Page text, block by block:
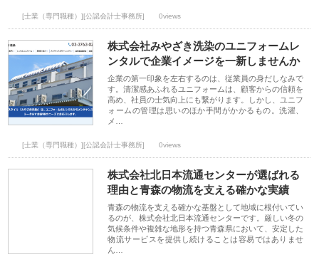
[士業（専門職種）][公認会計士事務所] 0views
株式会社みやざき洗染のユニフォームレ
ンタルで企業イメージを一新しませんか
企業の第一印象を左右するのは、従業員の身だしなみで
す。清潔感あふれるユニフォームは、顧客からの信頼を
高め、社員の士気向上にも繋がります。しかし、ユニフ
ォームの管理は思いのほか手間がかかるもの。洗濯、
メ…
[士業（専門職種）][公認会計士事務所] 0views
株式会社北日本流通センターが選ばれる
理由と青森の物流を支える確かな実績
青森の物流を支える確かな基盤として地域に根付いてい
るのが、株式会社北日本流通センターです。厳しい冬の
気候条件や複雑な地形を持つ青森県において、安定した
物流サービスを提供し続けることは容易ではありませ
ん…